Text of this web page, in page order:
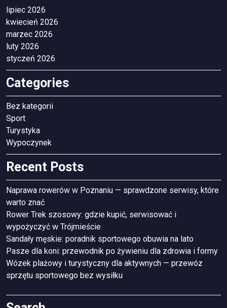
lipiec 2026
kwiecień 2026
marzec 2026
luty 2026
styczeń 2026
Categories
Bez kategorii
Sport
Turystyka
Wypoczynek
Recent Posts
Naprawa rowerów w Poznaniu — sprawdzone serwisy, które
warto znać
Rower Trek szosowy: gdzie kupić, serwisować i
wypożyczyć w Trójmieście
Sandały męskie: poradnik sportowego obuwia na lato
Pasze dla koni: przewodnik po żywieniu dla zdrowia i formy
Wózek plażowy i turystyczny dla aktywnych — przewóz
sprzętu sportowego bez wysiłku